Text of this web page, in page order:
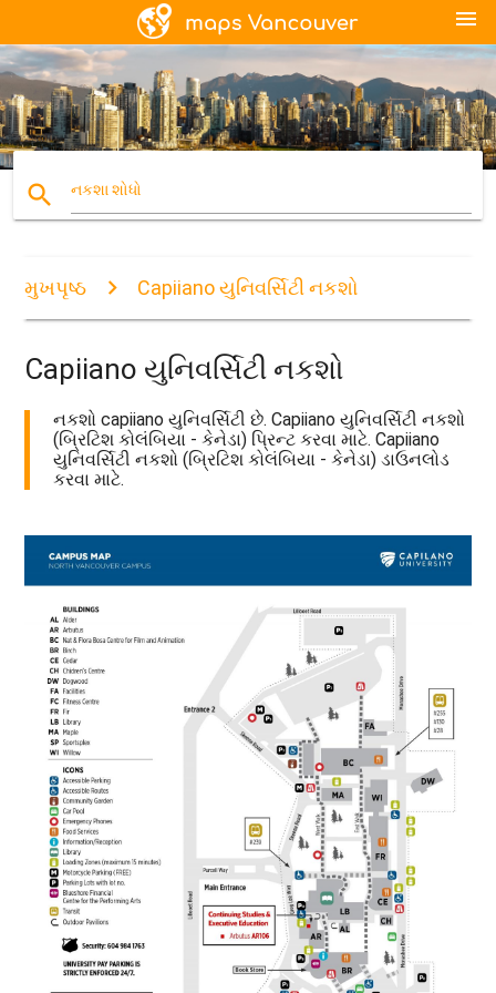
menu
search નકશા શોધો
મુખપૃષ્ઠ Capiiano યુનિવર્સિટી નકશો
Capiiano યુનિવર્સિટી નકશો
નકશો capiiano યુનિવર્સિટી છે. Capiiano યુનિવર્સિટી નકશો
(બ્રિટિશ કોલંબિયા - કેનેડા) પ્રિન્ટ કરવા માટે. Capiiano
યુનિવર્સિટી નકશો (બ્રિટિશ કોલંબિયા - કેનેડા) ડાઉનલોડ
કરવા માટે.